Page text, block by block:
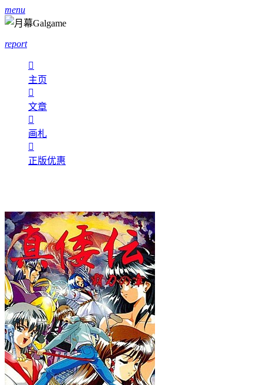
menu
report

主页

文章

画札

正版优惠